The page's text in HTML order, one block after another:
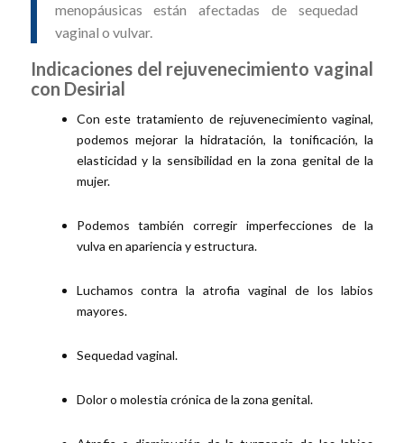
menopáusicas están afectadas de sequedad
vaginal o vulvar.
Indicaciones del rejuvenecimiento vaginal
con Desirial
Con este tratamiento de rejuvenecimiento vaginal,
podemos mejorar la hidratación, la tonificación, la
elasticidad y la sensibilidad en la zona genital de la
mujer.
Podemos también corregir imperfecciones de la
vulva en apariencia y estructura.
Luchamos contra la atrofia vaginal de los labios
mayores.
Sequedad vaginal.
Dolor o molestia crónica de la zona genital.